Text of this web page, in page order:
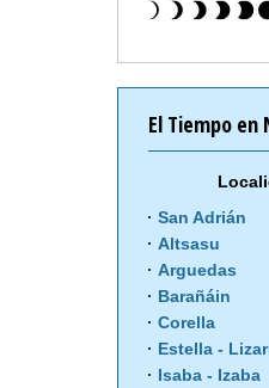
El Tiempo en
San Adrián
Altsasu
Arguedas
Barañáin
Corella
Estella -
Isaba - Izaba